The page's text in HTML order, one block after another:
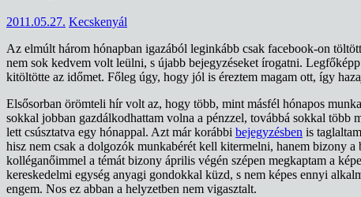
2011.05.27. Kecskenyál
Az elmúlt három hónapban igazából leginkább csak facebook-on
nem sok kedvem volt leülni, s újabb bejegyzéseket írogatni.
kitöltötte az időmet. Főleg úgy, hogy jól is éreztem magam ott, így
Elsősorban örömteli hír volt az, hogy több, mint másfél hónapos
sokkal jobban gazdálkodhattam volna a pénzzel, továbbá sokkal
lett csúsztatva egy hónappal. Azt már korábbi bejegyzésben is
hisz nem csak a dolgozók munkabérét kell kitermelni, hanem bizony
kolléganőimmel a témát bizony április végén szépen megkaptam a
kereskedelmi egység anyagi gondokkal küzd, s nem képes ennyi
engem. Nos ez abban a helyzetben nem vigasztalt.